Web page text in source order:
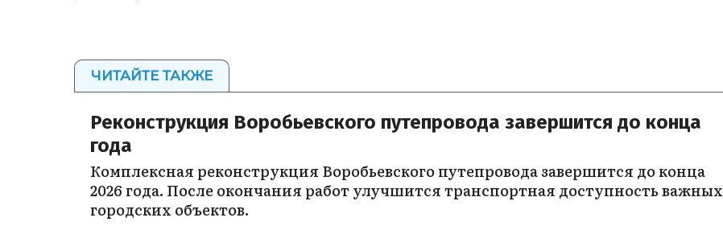
ЧИТАЙТЕ ТАКЖЕ
Реконструкция Воробьевского путепровода завершится до конца
года
Комплексная реконструкция Воробьевского путепровода завершится до конца
2026 года. После окончания работ улучшится транспортная доступность важных
городских объектов.